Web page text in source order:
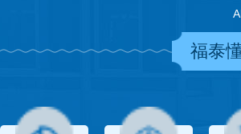
福泰